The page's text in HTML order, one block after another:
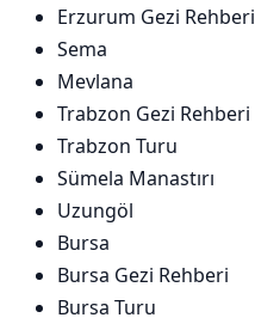
Erzurum Gezi Rehberi
Sema
Mevlana
Trabzon Gezi Rehberi
Trabzon Turu
Sümela Manastırı
Uzungöl
Bursa
Bursa Gezi Rehberi
Bursa Turu